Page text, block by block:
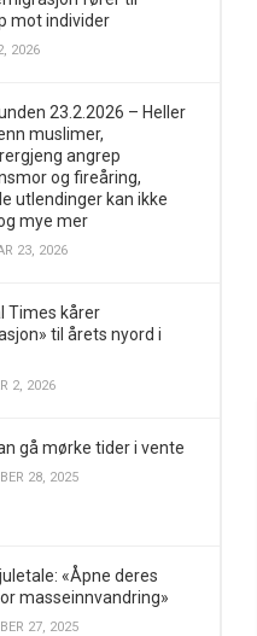
mot individer
2026
23.2.2026 – Heller
muslimer,
angrep
og fireåring,
utlendinger kan ikke
mye mer
23, 2026
Times kårer
til årets nyord i
2, 2026
gå mørke tider i vente
28, 2025
«Åpne deres
masseinnvandring»
27, 2025